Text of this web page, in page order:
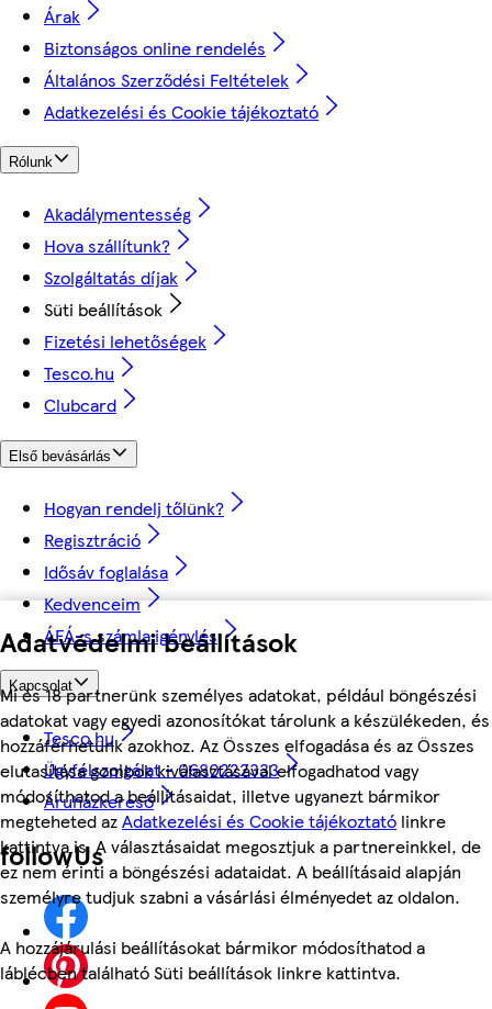
Adatvédelmi beállítások
Mi és 18 partnerünk személyes adatokat, például böngészési
adatokat vagy egyedi azonosítókat tárolunk a készülékeden, és
hozzáférhetünk azokhoz. Az Összes elfogadása és az Összes
elutasítása gombok kiválasztásával elfogadhatod vagy
módosíthatod a beállításaidat, illetve ugyanezt bármikor
megteheted azAdatkezelési és Cookie tájékoztató linkre
kattintva is. A választásaidat megosztjuk a partnereinkkel, de
ez nem érinti a böngészési adataidat. A beállításaid alapján
személyre tudjuk szabni a vásárlási élményedet az oldalon.
A hozzájárulási beállításokat bármikor módosíthatod a
láblécben található Süti beállítások linkre kattintva.
Árak
Biztonságos online rendelés
Általános Szerződési Feltételek
Adatkezelési és Cookie tájékoztató
Rólunk
Akadálymentesség
Hova szállítunk?
Szolgáltatás díjak
Süti beállítások
Fizetési lehetőségek
Tesco.hu
Clubcard
Első bevásárlás
Hogyan rendelj tőlünk?
Regisztráció
Idősáv foglalása
Kedvenceim
ÁFÁ-s számla igénylés
Kapcsolat
Tesco.hu
Ügyfélszolgálat - 0680222333
Áruházkereső
followUs